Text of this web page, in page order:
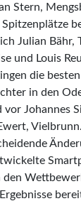
Stern,
Julian Bähr,
und Louis
die
in den
vor Johannes
den